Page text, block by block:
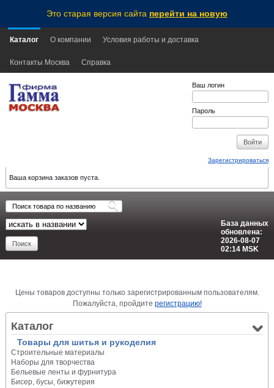
Это старая версия сайта перейти на новую
Каталог О компании Условия работы и доставка
Контакты Москва Справка
Ваш логин
Пароль
Зарегистрироваться
Ваша корзина заказов пуста.
База данных
обновлена:
2026-08-07
02:14 MSK
Цены товаров доступны только зарегистрированным пользователям.
Пожалуйста, пройдите регистрацию!
Каталог
Товары для шитья и рукоделия
Строительные материалы
Наборы для творчества
Бельевые ленты и фурнитура
Бисер, бусы, бижутерия